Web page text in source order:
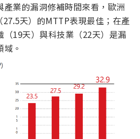
產業的漏洞修補時間來看，歐洲
27.5天）的MTTP表現最佳；在產
（19天）與科技業（22天）是漏
。